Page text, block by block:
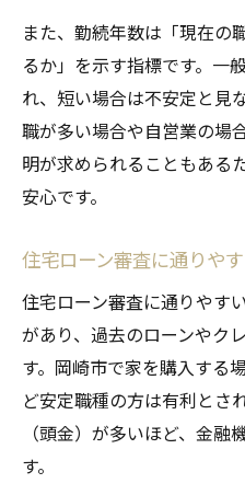
また、勤続年数は「現在の
るか」を示す指標です。一
れ、短い場合は不安定と見
職が多い場合や自営業の場
明が求められることもある
安心です。
住宅ローン審査に通りや
住宅ローン審査に通りやす
があり、過去のローンやク
す。岡崎市で家を購入する
ど安定職種の方は有利とさ
（頭金）が多いほど、金
す。